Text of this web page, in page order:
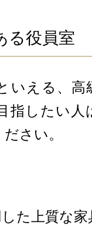
る役員室
いえる、高
指したい人
さい。
た上質な家